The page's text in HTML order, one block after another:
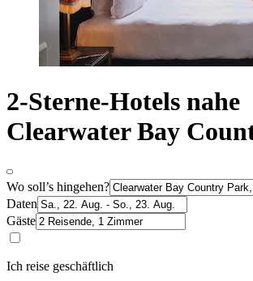
2-Sterne-Hotels nahe
Clearwater Bay
Wo soll’s hingehen?
Daten
Gäste
Ich reise geschäftlich